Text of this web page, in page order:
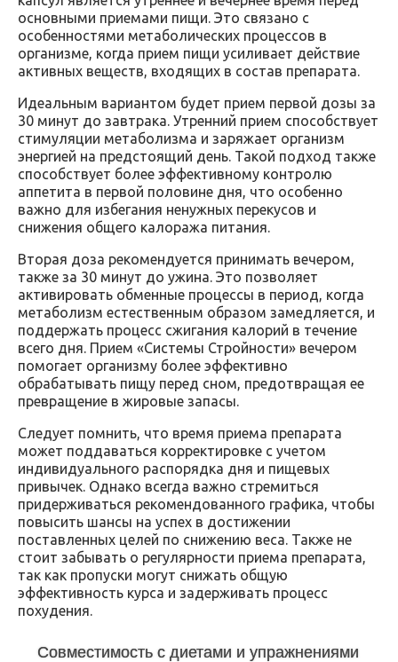
основными приемами пищи. Это связано с
особенностями метаболических процессов в
организме, когда прием пищи усиливает действие
активных веществ, входящих в состав препарата.
Идеальным вариантом будет прием первой дозы за
30 минут до завтрака. Утренний прием способствует
стимуляции метаболизма и заряжает организм
энергией на предстоящий день. Такой подход также
способствует более эффективному контролю
аппетита в первой половине дня, что особенно
важно для избегания ненужных перекусов и
снижения общего калоража питания.
Вторая доза рекомендуется принимать вечером,
также за 30 минут до ужина. Это позволяет
активировать обменные процессы в период, когда
метаболизм естественным образом замедляется, и
поддержать процесс сжигания калорий в течение
всего дня. Прием «Системы Стройности» вечером
помогает организму более эффективно
обрабатывать пищу перед сном, предотвращая ее
превращение в жировые запасы.
Следует помнить, что время приема препарата
может поддаваться корректировке с учетом
индивидуального распорядка дня и пищевых
привычек. Однако всегда важно стремиться
придерживаться рекомендованного графика, чтобы
повысить шансы на успех в достижении
поставленных целей по снижению веса. Также не
стоит забывать о регулярности приема препарата,
так как пропуски могут снижать общую
эффективность курса и задерживать процесс
похудения.
Совместимость с диетами и упражнениями